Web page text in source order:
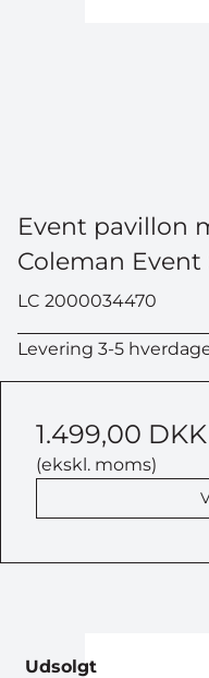
Event pavillon
Coleman
LC 2000034470
Levering 3-5
1.499,00 DKK
(ekskl. moms)
Udsolgt